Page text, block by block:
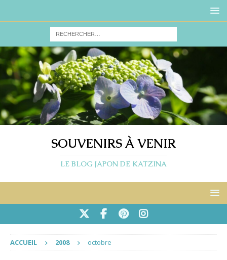
SOUVENIRS À VENIR
LE BLOG JAPON DE KATZINA
ACCUEIL 2008 octobre